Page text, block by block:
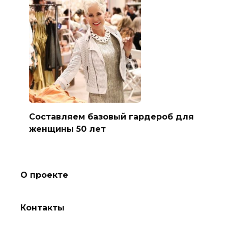
Составляем базовый гардероб для
женщины 50 лет
О проекте
Контакты